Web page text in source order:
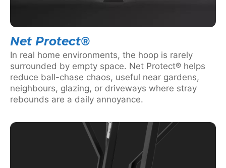
Net Protect®
In real home environments, the hoop is rarely
surrounded by empty space. Net Protect® helps
reduce ball-chase chaos, useful near gardens,
neighbours, glazing, or driveways where stray
rebounds are a daily annoyance.